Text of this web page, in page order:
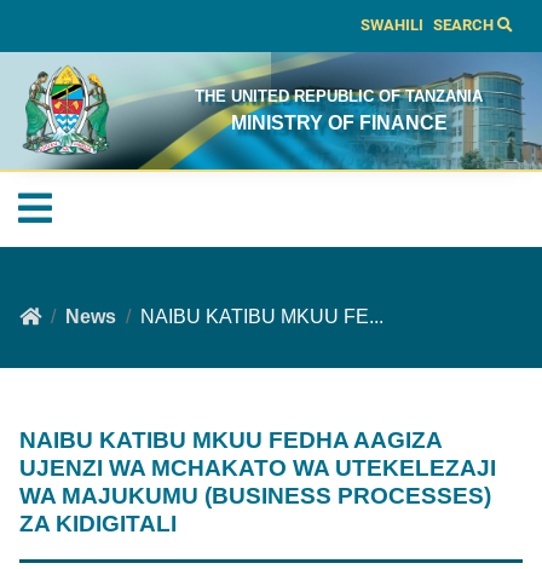
SWAHILI SEARCH
THE UNITED REPUBLIC OF TANZANIA
MINISTRY OF FINANCE
News NAIBU KATIBU MKUU FE...
NAIBU KATIBU MKUU FEDHA AAGIZA
UJENZI WA MCHAKATO WA UTEKELEZAJI
WA MAJUKUMU (BUSINESS PROCESSES)
ZA KIDIGITALI